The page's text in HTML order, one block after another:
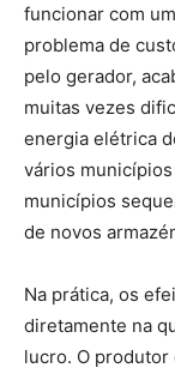
funcionar com
problema de
pelo gerador,
muitas vezes
energia elétrica
vários
municípios
de novos
Na prática, os
diretamente na
lucro. O produtor